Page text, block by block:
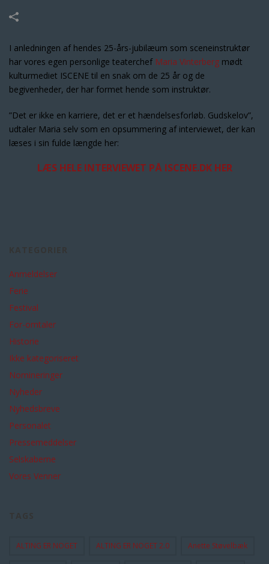
I anledningen af hendes 25-års-jubilæum som sceneinstruktør
har vores egen personlige teaterchef Maria Vinterberg mødt
kulturmediet ISCENE til en snak om de 25 år og de
begivenheder, der har formet hende som instruktør.
”Det er ikke en karriere, det er et hændelsesforløb. Gudskelov”,
udtaler Maria selv som en opsummering af interviewet, der kan
læses i sin fulde længde her:
LÆS HELE INTERVIEWET PÅ ISCENE.DK HER
Anmeldelser
Ferie
Festival
For-omtaler
Historie
Ikke kategoriseret
Nomineringer
Nyheder
Nyhedsbreve
Personalet
Pressemeddelser
Selskaberne
Vores Venner
ALTING ER NOGET ALTING ER NOGET 2.0 Anette Støvelbæk